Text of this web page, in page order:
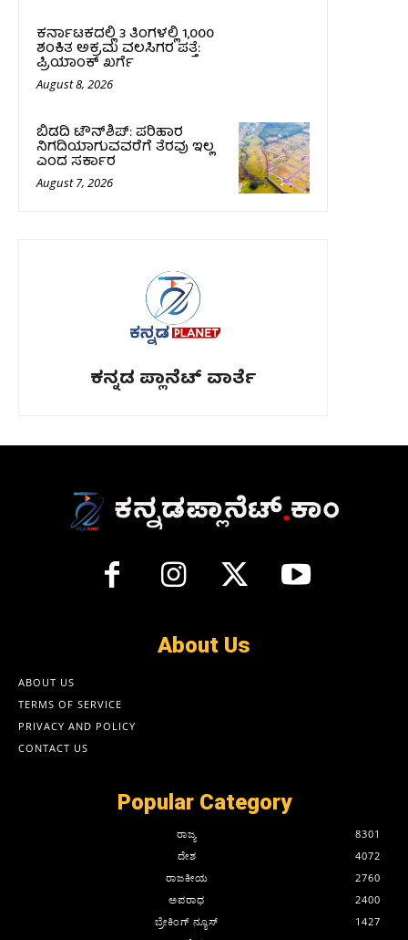
ಕರ್ನಾಟಕದಲ್ಲಿ 3 ತಿಂಗಳಲ್ಲಿ 1,000
ಶಂಕಿತ ಅಕ್ರಮ ವಲಸಿಗರ ಪತ್ತೆ:
ಪ್ರಿಯಾಂಕ್‌ ಖರ್ಗೆ
August 8, 2026
ಬಿಡದಿ ಟೌನ್‌ಶಿಪ್‌: ಪರಿಹಾರ
ನಿಗದಿಯಾಗುವವರೆಗೆ ತೆರವು ಇಲ್ಲ
ಎಂದ ಸರ್ಕಾರ
August 7, 2026
ಕನ್ನಡ ಪ್ಲಾನೆಟ್ ವಾರ್ತೆ
About Us
ABOUT US
TERMS OF SERVICE
PRIVACY AND POLICY
CONTACT US
Popular Category
ರಾಜ್ಯ
8301
ದೇಶ
4072
ರಾಜಕೀಯ
2760
ಅಪರಾಧ
2400
ಬ್ರೇಕಿಂಗ್ ನ್ಯೂಸ್
1427